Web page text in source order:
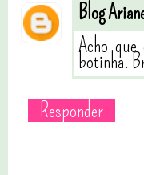
Blog
Acho
botinha.
Responder